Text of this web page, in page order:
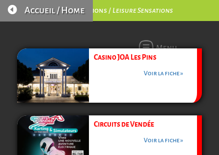
Loisirs Sensations / Leisure Sensations
 Accueil / Home
Menu
Casino JOA Les Pins
Voir la fiche »
Circuits de Vendée
Voir la fiche »